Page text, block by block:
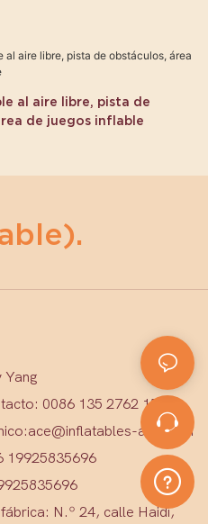
al aire libre, pista de
de juegos inflable
Yang
0086 135 2762 1579
ace@inflatables-ace.com
19925835696
N.º 24, calle Haidi,